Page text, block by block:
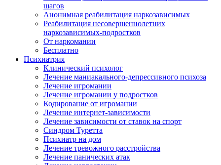
шагов
Анонимная реабилитация наркозависимых
Реабилитация несовершеннолетних
наркозависимых-подростков
От наркомании
Бесплатно
Психиатрия
Клинический психолог
Лечение маниакального-депрессивного психоза
Лечение игромании
Лечение игромании у подростков
Кодирование от игромании
Лечение интернет-зависимости
Лечение зависимости от ставок на спорт
Синдром Туретта
Психиатр на дом
Лечение тревожного расстройства
Лечение панических атак